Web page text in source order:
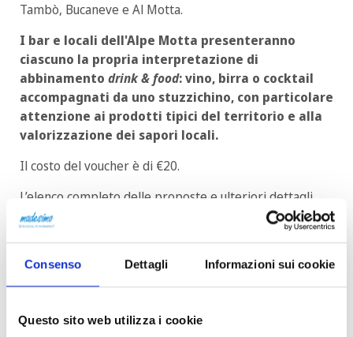
Consenso Dettagli Informazioni sui cookie
Questo sito web utilizza i cookie
Tambò, Bucaneve e Al Motta.
I bar e locali dell'Alpe Motta presenteranno
ciascuno la propria interpretazione di
abbinamento drink & food: vino, birra o cocktail
accompagnati da uno stuzzichino, con particolare
attenzione ai prodotti tipici del territorio e alla
valorizzazione dei sapori locali.
Il costo del voucher è di €20.
L’elenco completo delle proposte e ulteriori dettagli
saranno disponibili a breve.
Un’occasione perfetta per scoprire l'Alpe Motta in
un’atmosfera conviviale, tra gusto, tradizione e
creatività.